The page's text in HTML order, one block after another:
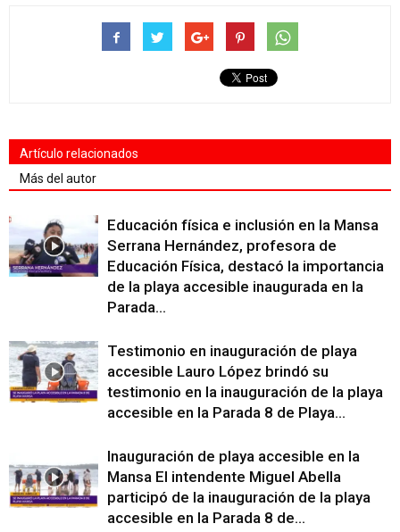
Artículo relacionados
Más del autor
Educación física e inclusión en la Mansa
Serrana Hernández, profesora de
Educación Física, destacó la importancia
de la playa accesible inaugurada en la
Parada...
Testimonio en inauguración de playa
accesible Lauro López brindó su
testimonio en la inauguración de la playa
accesible en la Parada 8 de Playa...
Inauguración de playa accesible en la
Mansa El intendente Miguel Abella
participó de la inauguración de la playa
accesible en la Parada 8 de...